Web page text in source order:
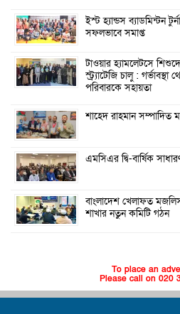
ইস্ট হ্যান্ডস ব্যাডমিন্টন
সফলভাবে সমাপ্ত
টাওয়ার হ্যামলেটসে
স্ট্র্যাটেজি চালু : গর্ভাবস্থা
পরিবারকে সহায়তা
শাহেদ রাহমান সম্পাদিত
এমসিএর দ্বি-বার্ষিক
বাংলাদেশ খেলাফত
শাখার নতুন কমিটি গঠন
To place an
Please call on 020